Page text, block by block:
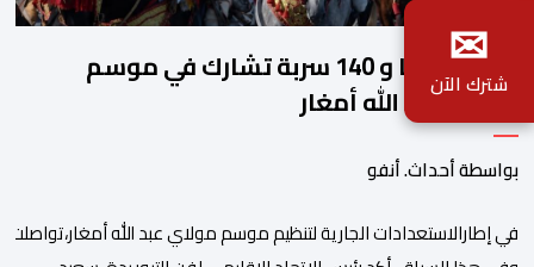
2140 فارسا و 140 سربة تشارك في موسم
مولاي عبد الله أمغار
بواسطة أحداث. أنفو
في إطارالاستعدادات الجارية لتنظيم موسم مولاي عبد الله
✉
شترك الآن